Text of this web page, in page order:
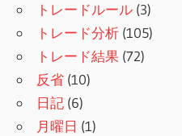
トレードルール (3)
トレード分析 (105)
トレード結果 (72)
反省 (10)
日記 (6)
月曜日 (1)